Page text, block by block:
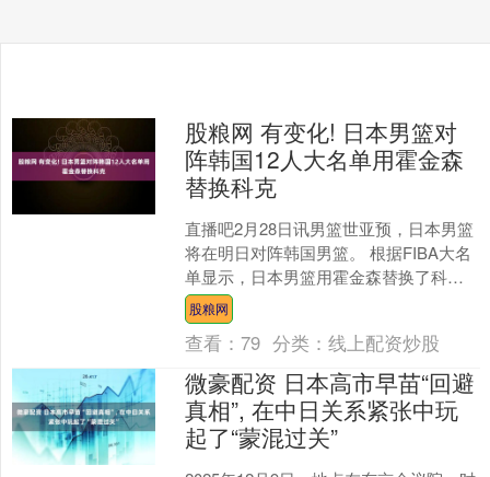
股粮网 有变化! 日本男篮对
阵韩国12人大名单用霍金森
替换科克
直播吧2月28日讯男篮世亚预，日本男篮
将在明日对阵韩国男篮。 根据FIBA大名
单显示，日本男篮用霍金森替换了科
克。NBA选秀专家王健更博：“世预赛第
二窗口期对阵....
股粮网
查看：79 分类：线上配资炒股
微豪配资 日本高市早苗“回避
真相”, 在中日关系紧张中玩
起了“蒙混过关”